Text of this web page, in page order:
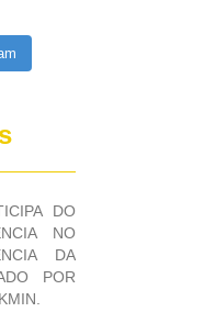
DO
NO
DA
POR